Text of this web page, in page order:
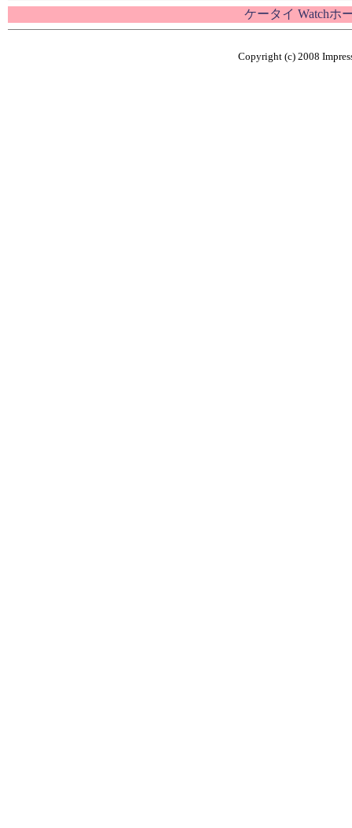
ケータイ Watchホ
Copyright (c) 2008